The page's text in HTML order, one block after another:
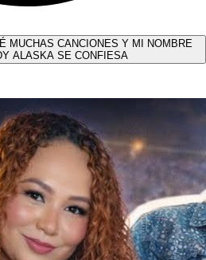
MUCHAS CANCIONES Y MI NOMBRE
ALASKA SE CONFIESA​